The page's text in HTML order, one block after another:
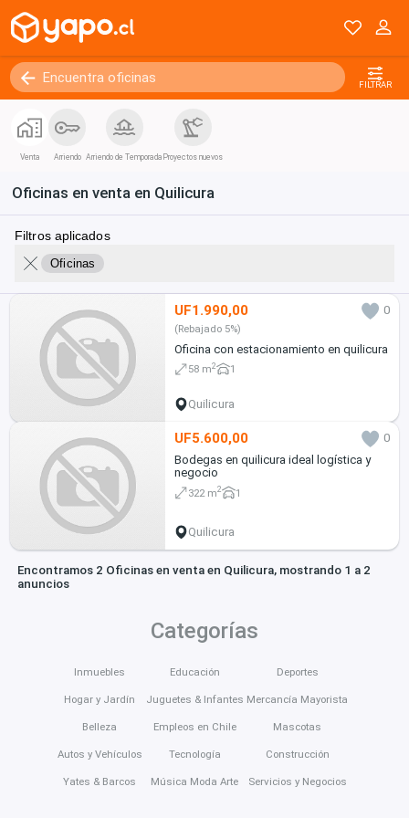
FILTRAR
Venta Arriendo Arriendo de Temporada Proyectos nuevos
Oficinas en venta en Quilicura
Filtros aplicados
Oficinas
UF1.990,00 0
(Rebajado 5%)
Oficina con estacionamiento en quilicura
58 m2 1
Quilicura
UF5.600,00
0
Bodegas en quilicura ideal logística y
negocio
322 m2 1
Quilicura
Encontramos 2 Oficinas en venta en Quilicura, mostrando 1 a 2
anuncios
Categorías
Inmuebles
Hogar y Jardín
Belleza
Autos y Vehículos
Yates & Barcos
Educación
Juguetes & Infantes
Empleos en Chile
Tecnología
Música Moda Arte
Deportes
Mercancía Mayorista
Mascotas
Construcción
Servicios y Negocios